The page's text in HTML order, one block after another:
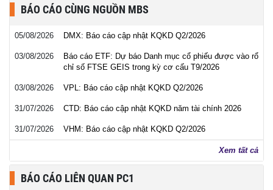
BÁO CÁO CÙNG NGUỒN MBS
05/08/2026 DMX: Báo cáo cập nhật KQKD Q2/2026
03/08/2026
Báo cáo ETF: Dự báo Danh mục cổ phiếu được vào rổ
chỉ số FTSE GEIS trong kỳ cơ cấu T9/2026
03/08/2026 VPL: Báo cáo cập nhật KQKD Q2/2026
31/07/2026 CTD: Báo cáo cập nhật KQKD năm tài chính 2026
31/07/2026 VHM: Báo cáo cập nhật KQKD Q2/2026
Xem tất cả
BÁO CÁO LIÊN QUAN PC1